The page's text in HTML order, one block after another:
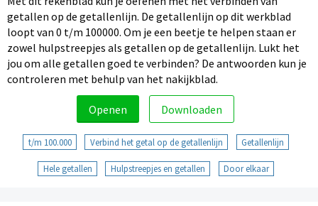
getallen op de getallenlijn. De getallenlijn op dit werkblad
loopt van 0 t/m 100000. Om je een beetje te helpen staan er
zowel hulpstreepjes als getallen op de getallenlijn. Lukt het
jou om alle getallen goed te verbinden? De antwoorden kun je
controleren met behulp van het nakijkblad.
Openen Downloaden
t/m 100.000 Verbind het getal op de getallenlijn Getallenlijn
Hele getallen Hulpstreepjes en getallen Door elkaar